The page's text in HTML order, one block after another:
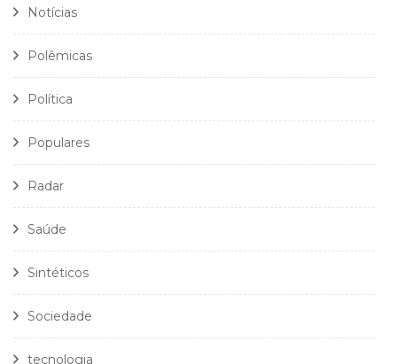
Notícias
Polêmicas
Política
Populares
Radar
Saúde
Sintéticos
Sociedade
tecnologia